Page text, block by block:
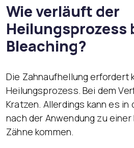
Wie verläuft der
Heilungsprozess
Bleaching?
Die Zahnaufhellung erfordert
Heilungsprozess. Bei dem
Kratzen. Allerdings kann es
nach der Anwendung zu
Zähne kommen.